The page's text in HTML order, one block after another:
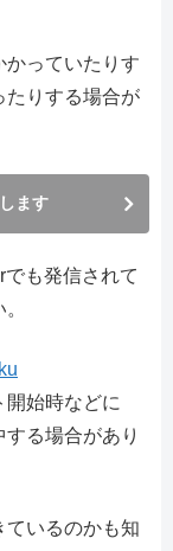
かっていたりす
たりする場合が
ます
も発信されて
始時などに
る場合があり
ているのかも知